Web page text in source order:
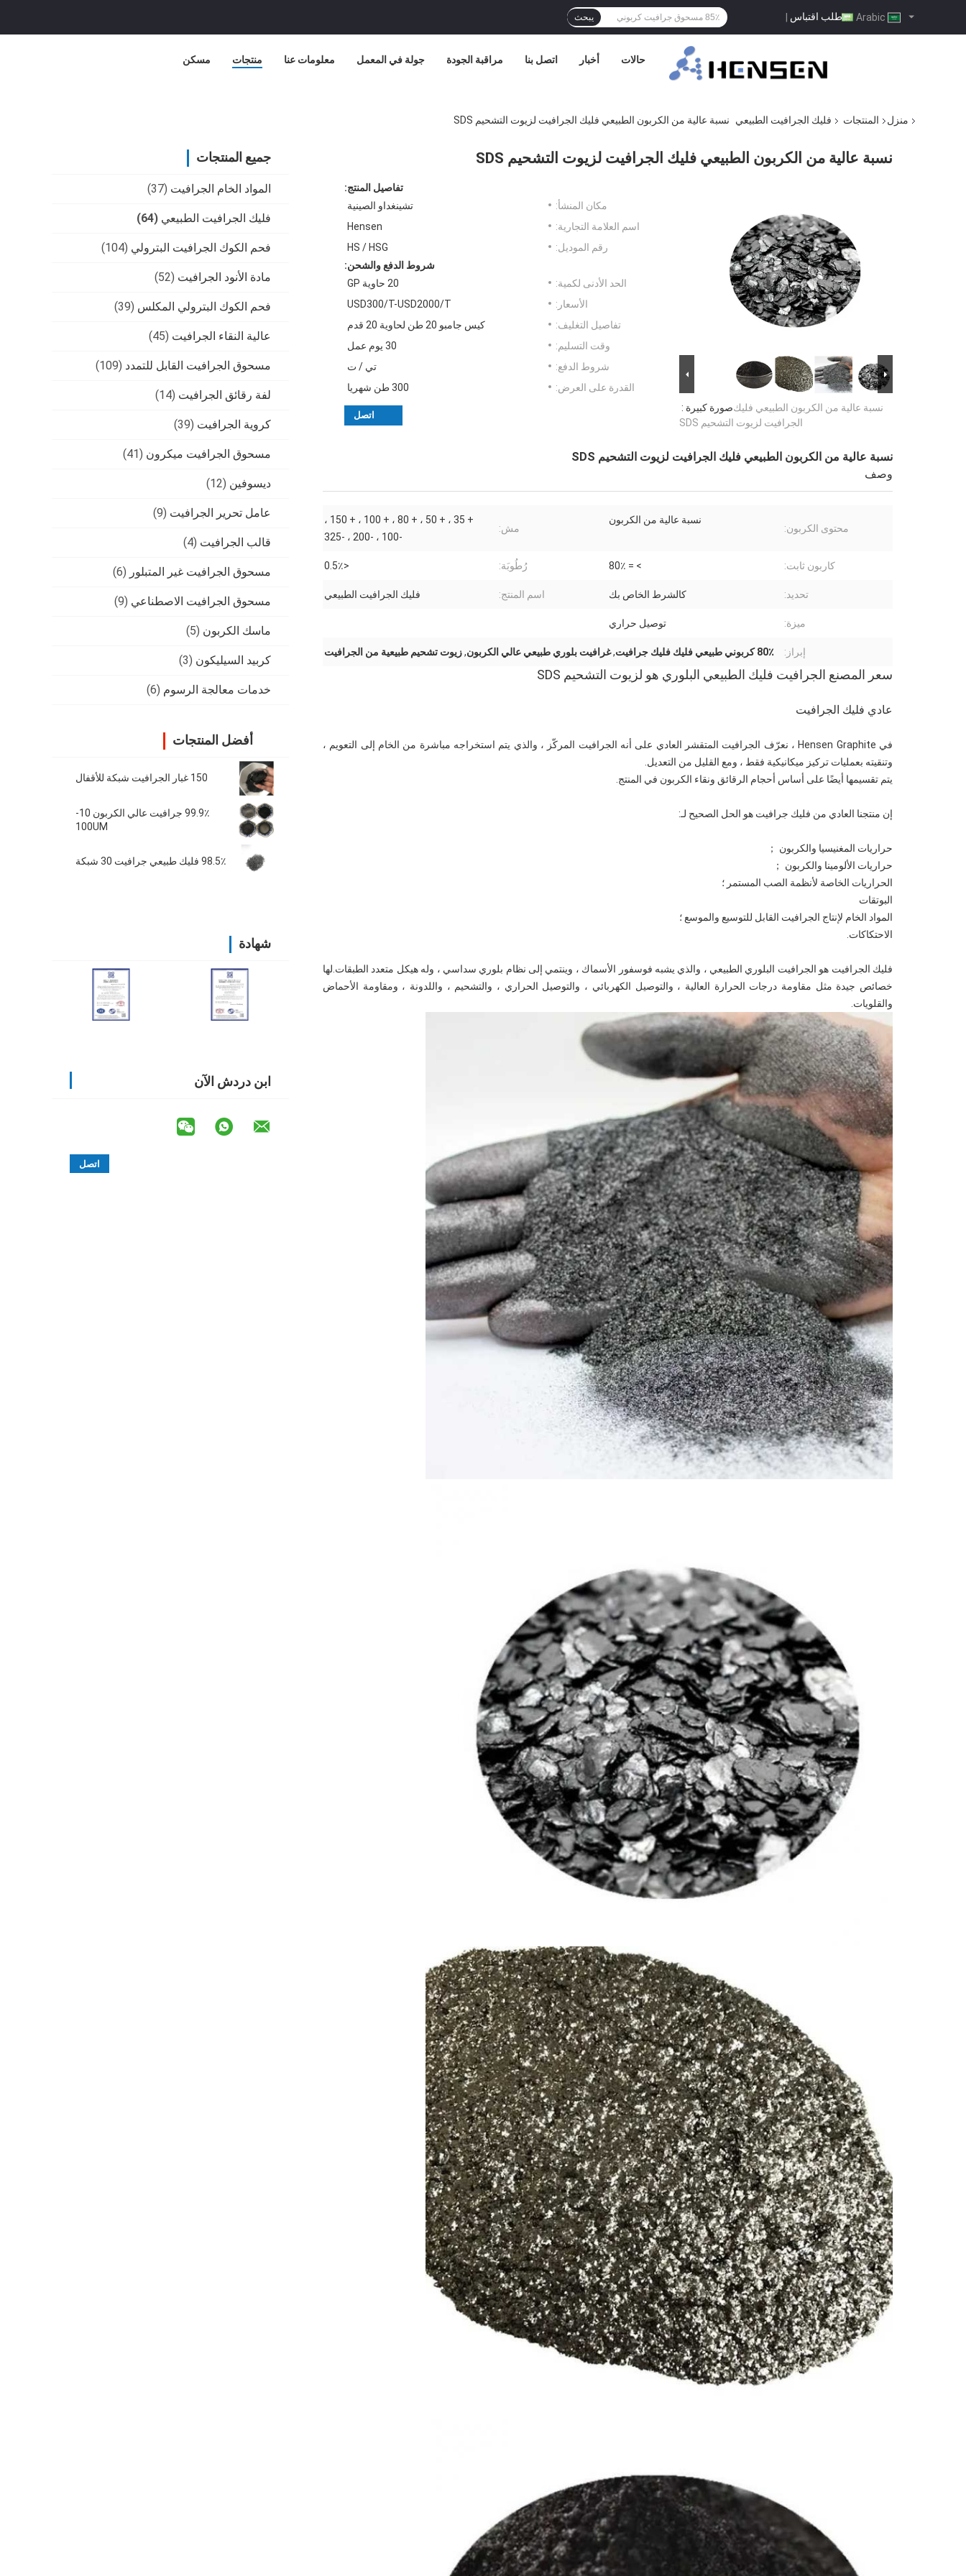
طلب اقتباس | يبحث
مسكن منتجات معلومات عنا جولة في المعمل مراقبة الجودة اتصل بنا أخبار حالات
منزل المنتجات فليك الجرافيت الطبيعي نسبة عالية من الكربون الطبيعي فليك الجرافيت لزيوت التشحيم SDS
جميع المنتجات
المواد الخام الجرافيت (37)
فليك الجرافيت الطبيعي (64)
فحم الكوك الجرافيت البترولي (104)
مادة الأنود الجرافيت (52)
فحم الكوك البترولي المكلس (39)
عالية النقاء الجرافيت (45)
مسحوق الجرافيت القابل للتمدد (109)
لفة رقائق الجرافيت (14)
كروية الجرافيت (39)
مسحوق الجرافيت ميكرون (41)
ديسوفين (12)
عامل تحرير الجرافيت (9)
قالب الجرافيت (4)
مسحوق الجرافيت غير المتبلور (6)
مسحوق الجرافيت الاصطناعي (9)
ماسك الكربون (5)
كربيد السيليكون (3)
خدمات معالجة الرسوم (6)
أفضل المنتجات
150 غبار الجرافيت شبكة للأقفال
99.9٪ جرافيت عالي الكربون 10-
100UM
98.5٪ فليك طبيعي جرافيت 30 شبكة
شهادة
ابن دردش الآن
نسبة عالية من الكربون الطبيعي فليك الجرافيت لزيوت التشحيم SDS
صورة كبيرة :نسبة عالية من الكربون الطبيعي فليك
الجرافيت لزيوت التشحيم SDS
تفاصيل المنتج:
مكان المنشأ:
تشينغداو الصينية
اسم العلامة التجارية:
Hensen
رقم الموديل:
HS / HSG
شروط الدفع والشحن:
الحد الأدنى لكمية:
20 حاوية GP
الأسعار:
USD300/T-USD2000/T
تفاصيل التغليف:
كيس جامبو 20 طن لحاوية 20 قدم
وقت التسليم:
30 يوم عمل
شروط الدفع:
تي / ت
القدرة على العرض:
300 طن شهريا
اتصل
نسبة عالية من الكربون الطبيعي فليك الجرافيت لزيوت التشحيم SDS
وصف
محتوى الكربون:
نسبة عالية من الكربون
مش:
+ 35 ، + 50 ، + 80 ، + 100 ، + 150 ،
-100 ، -200 ، -325
كاربون ثابت: > = 80٪ رُطُوبَة: <0.5٪
تحديد: كالشرط الخاص بك اسم المنتج: فليك الجرافيت الطبيعي
ميزة: توصيل حراري
إبراز: 80٪ كربوني طبيعي فليك فليك جرافيت ,غرافيت بلوري طبيعي عالي الكربون,زيوت تشحيم طبيعية من الجرافيت
سعر المصنع الجرافيت فليك الطبيعي البلوري هو لزيوت التشحيم SDS
عادي فليك الجرافيت
في Hensen Graphite ، نعرّف الجرافيت المتقشر العادي على أنه الجرافيت المركّز ، والذي يتم استخراجه مباشرة من الخام إلى التعويم ،
وتنقيته بعمليات تركيز ميكانيكية فقط ، ومع القليل من التعديل.
يتم تقسيمها أيضًا على أساس أحجام الرقائق ونقاء الكربون في المنتج.
إن منتجنا العادي من فليك جرافيت هو الحل الصحيح لـ:
حراريات المغنيسيا والكربون ；
حراريات الألومينا والكربون ；
الحراريات الخاصة لأنظمة الصب المستمر ؛
البوتقات
المواد الخام لإنتاج الجرافيت القابل للتوسيع والموسع ؛
الاحتكاكات.
فليك الجرافيت هو الجرافيت البلوري الطبيعي ، والذي يشبه فوسفور الأسماك ، وينتمي إلى نظام بلوري سداسي ، وله هيكل متعدد الطبقات.لها
خصائص جيدة مثل مقاومة درجات الحرارة العالية ، والتوصيل الكهربائي ، والتوصيل الحراري ، والتشحيم ، واللدونة ، ومقاومة الأحماض
والقلويات.